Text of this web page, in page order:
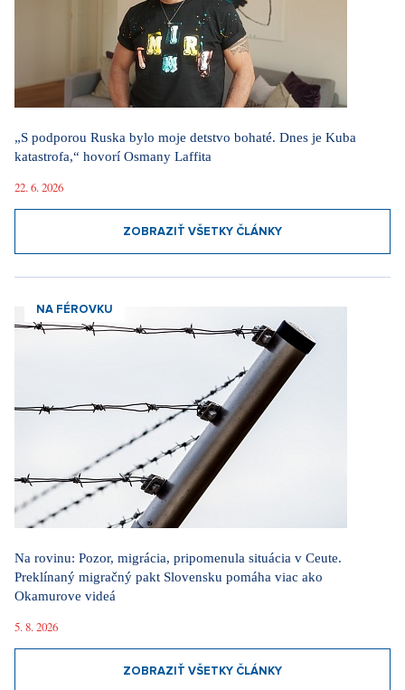
„S podporou Ruska bylo moje detstvo bohaté. Dnes je Kuba
katastrofa,“ hovorí Osmany Laffita
22. 6. 2026
ZOBRAZIŤ VŠETKY ČLÁNKY
NA FÉROVKU
Na rovinu: Pozor, migrácia, pripomenula situácia v Ceute.
Preklínaný migračný pakt Slovensku pomáha viac ako
Okamurove videá
5. 8. 2026
ZOBRAZIŤ VŠETKY ČLÁNKY